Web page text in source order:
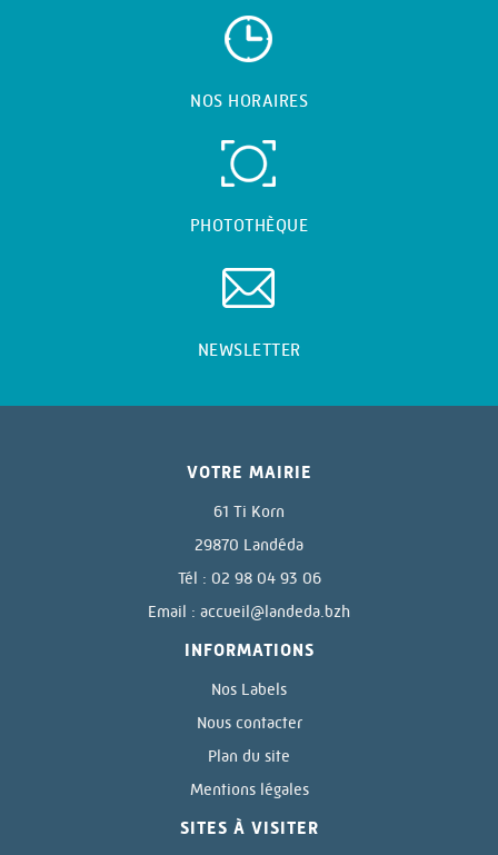
NOS HORAIRES
PHOTOTHÈQUE
NEWSLETTER
VOTRE MAIRIE
61 Ti Korn
29870 Landéda
Tél : 02 98 04 93 06
Email : accueil@landeda.bzh
INFORMATIONS
Nos Labels
Nous contacter
Plan du site
Mentions légales
SITES À VISITER